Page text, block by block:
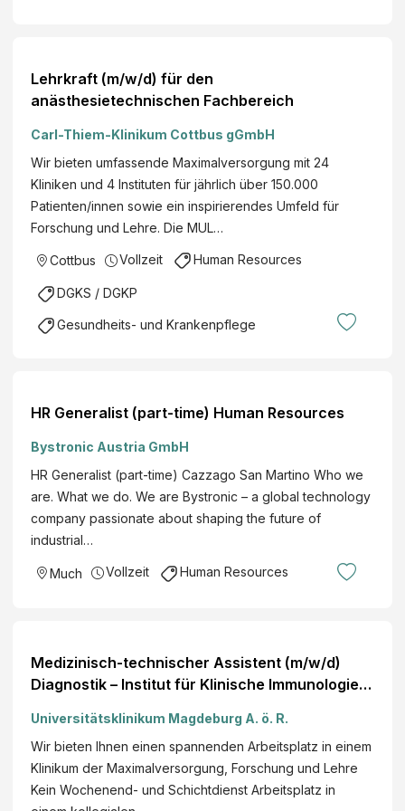
Lehrkraft (m/w/d) für den
anästhesietechnischen Fachbereich
Carl-Thiem-Klinikum Cottbus gGmbH
Wir bieten umfassende Maximalversorgung mit 24
Kliniken und 4 Instituten für jährlich über 150.000
Patienten/innen sowie ein inspirierendes Umfeld für
Forschung und Lehre. Die MUL…
Cottbus Vollzeit Human Resources
DGKS / DGKP
Gesundheits- und Krankenpflege
HR Generalist (part-time) Human Resources
Bystronic Austria GmbH
HR Generalist (part-time) Cazzago San Martino Who we
are. What we do. We are Bystronic – a global technology
company passionate about shaping the future of
industrial…
Much Vollzeit Human Resources
Medizinisch-technischer Assistent (m/w/d)
Diagnostik – Institut für Klinische Immunologie
Universitätsklinikum Magdeburg A. ö. R.
Wir bieten Ihnen einen spannenden Arbeitsplatz in einem
Klinikum der Maximalversorgung, Forschung und Lehre
Kein Wochenend- und Schichtdienst Arbeitsplatz in